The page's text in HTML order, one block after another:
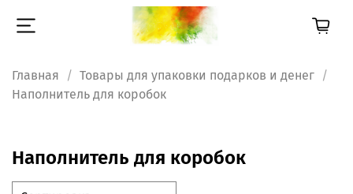
Главная
Товары для упаковки подарков и денег
Наполнитель для коробок
Наполнитель для коробок